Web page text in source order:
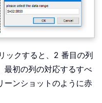
.Range("B1"
"A1") .Offset
.ColorIndex = 1
= 1 To Len(.Text)
Mid(.Text, J, Len
ックすると、2 番目の列
最初の列の対応するすべ
ーンショットのように赤